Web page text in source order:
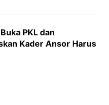
PKL dan
Kader Ansor Harus